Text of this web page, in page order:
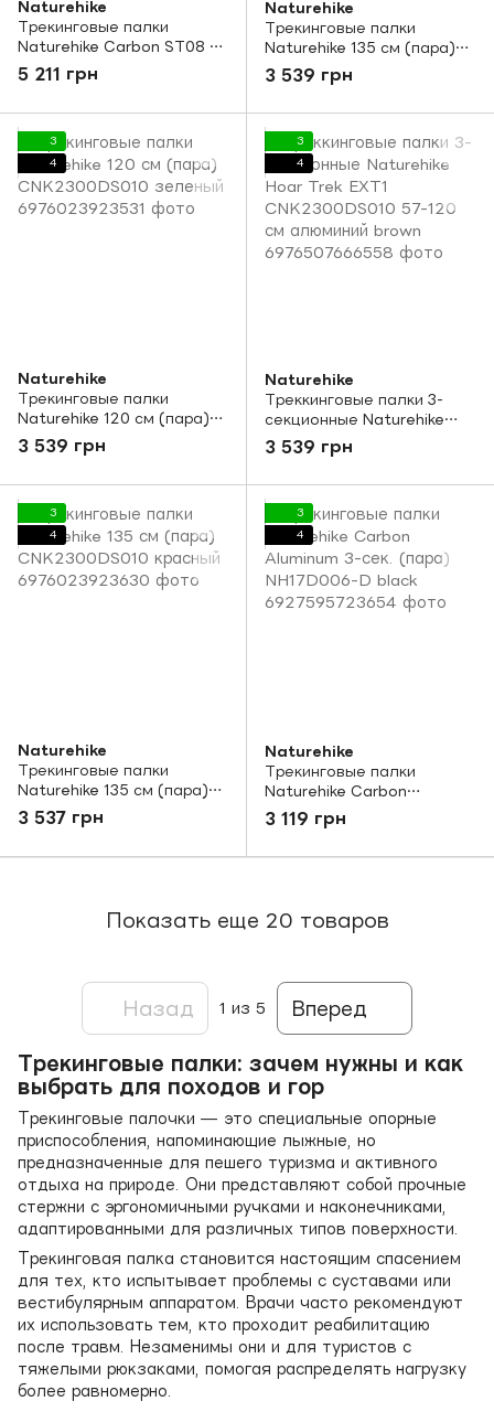
Naturehike
Трекинговые палки
Naturehike Carbon ST08 4-
с (пара) NH18D020-Z blue
5 211 грн
Naturehike
Трекинговые палки
Naturehike 135 см (пара)
CNK2300DS010 голубой
3 539 грн
3
4
Naturehike
Трекинговые палки
Naturehike 120 см (пара)
CNK2300DS010 зеленый
3 539 грн
3
4
Naturehike
Треккинговые палки 3-
секционные Naturehike
Hoar Trek EXT1
CNK2300DS010 57-120 см
3 539 грн
3
4
Naturehike
Трекинговые палки
Naturehike 135 см (пара)
CNK2300DS010 красный
3 537 грн
3
4
Naturehike
Трекинговые палки
Naturehike Carbon
Aluminum 3-сек. (пара)
NH17D006-D black
3 119 грн
Показать еще 20 товаров
Назад 1 из 5 Вперед
Трекинговые палки: зачем нужны и как
выбрать для походов и гор
Трекинговые палочки — это специальные опорные
приспособления, напоминающие лыжные, но
предназначенные для пешего туризма и активного
отдыха на природе. Они представляют собой прочные
стержни с эргономичными ручками и наконечниками,
адаптированными для различных типов поверхности.
Трекинговая палка становится настоящим спасением
для тех, кто испытывает проблемы с суставами или
вестибулярным аппаратом. Врачи часто рекомендуют
их использовать тем, кто проходит реабилитацию
после травм. Незаменимы они и для туристов с
тяжелыми рюкзаками, помогая распределять нагрузку
более равномерно.